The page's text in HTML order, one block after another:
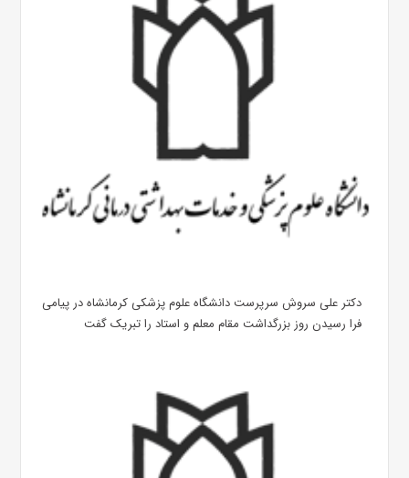
دکتر علی سروش سرپرست دانشگاه علوم پزشکی کرمانشاه در پیامی
فرا رسیدن روز بزرگداشت مقام معلم و استاد را تبریک گفت